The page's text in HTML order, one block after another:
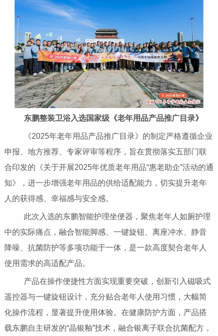
东鹏整装卫浴入选国家级《老年用品产品推广目录》
《2025年老年用品产品推广目录》的制定严格遵循企业
申报、地方推荐、专家评审等程序，旨在贯彻落实五部门联
合印发的《关于开展2025年优质老年用品“惠老助企”活动的通
知》，进一步增强老年用品的供给适配能力，切实提升老年
人的获得感、幸福感与安全感。
此次入选的东鹏智能护理坐便器，聚焦老年人如厕护理
中的实际痛点，融合智能脚感、一键旋钮、离座冲水、静音
降噪、抗菌防护等多项功能于一体，是一款高度契合老年人
使用需求的高适配产品。
产品在操作便捷性方面实现重要突破，创新引入磁吸式
遥控器与一键旋钮设计，充分贴合老年人使用习惯，大幅简
化操作流程，显著提升使用体验。在健康防护方面，产品搭
载东鹏自主研发的“晶银釉”技术，融合银离子联合抗菌配方，